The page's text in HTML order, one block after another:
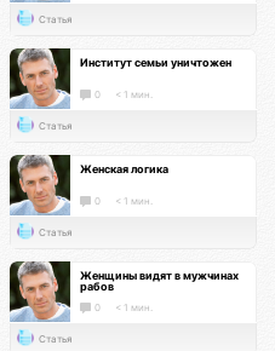
Статья
Институт семьи уничтожен
0 < 1 мин.
Статья
Женская логика
0 < 1 мин.
Статья
Женщины видят в мужчинах
рабов
0 < 1 мин.
Статья